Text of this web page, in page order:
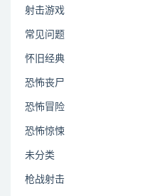
射击游戏
常见问题
怀旧经典
恐怖丧尸
恐怖冒险
恐怖惊悚
未分类
枪战射击